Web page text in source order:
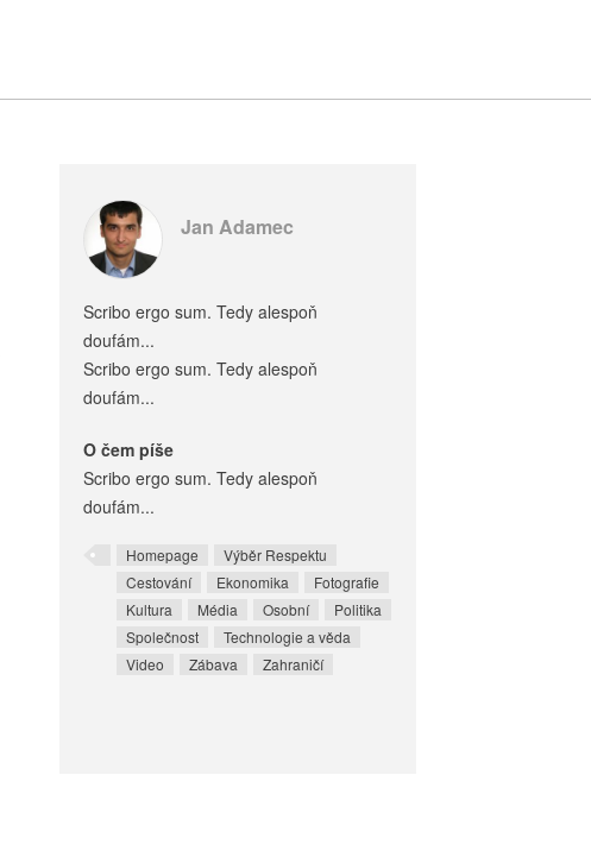
Jan Adamec
Scribo ergo sum. Tedy alespoň
doufám...
Scribo ergo sum. Tedy alespoň
doufám...
O čem píše
Scribo ergo sum. Tedy alespoň
doufám...
Homepage
Výběr Respektu
Cestování
Ekonomika
Fotografie
Kultura
Média Osobní
Politika
Společnost
Technologie a věda
Video
Zábava Zahraničí